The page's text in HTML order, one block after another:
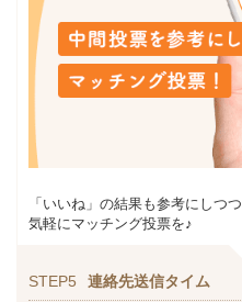
「いいね」の結果も参考にしつつ
気軽にマッチング投票を♪
STEP5 連絡先送信タイム